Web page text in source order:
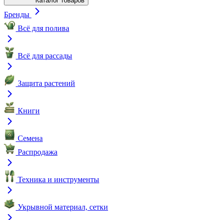
Бренды
Всё для полива
Всё для рассады
Защита растений
Книги
Семена
Распродажа
Техника и инструменты
Укрывной материал, сетки